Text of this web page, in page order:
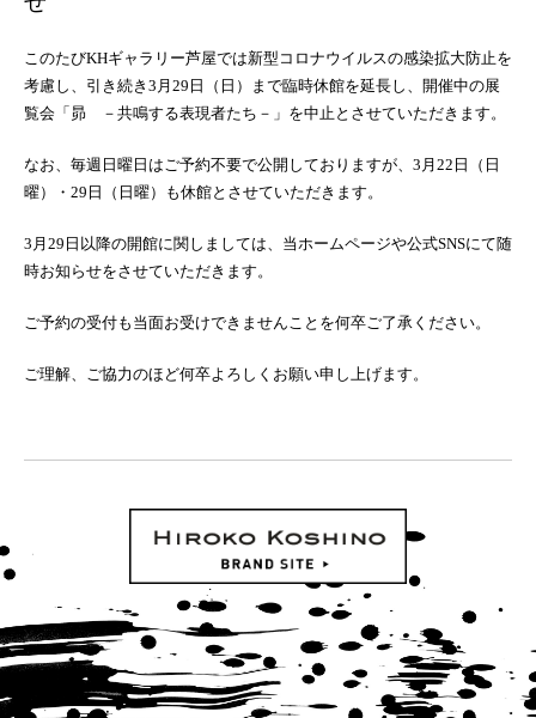
このたびKHギャラリー芦屋では新型コロナウイルスの感染拡大防止を
考慮し、引き続き3月29日（日）まで臨時休館を延長し、開催中の展
覧会「昴 －共鳴する表現者たち－」を中止とさせていただきます。
なお、毎週日曜日はご予約不要で公開しておりますが、3月22日（日
曜）・29日（日曜）も休館とさせていただきます。
3月29日以降の開館に関しましては、当ホームページや公式SNSにて随
時お知らせをさせていただきます。
ご予約の受付も当面お受けできませんことを何卒ご了承ください。
ご理解、ご協力のほど何卒よろしくお願い申し上げます。